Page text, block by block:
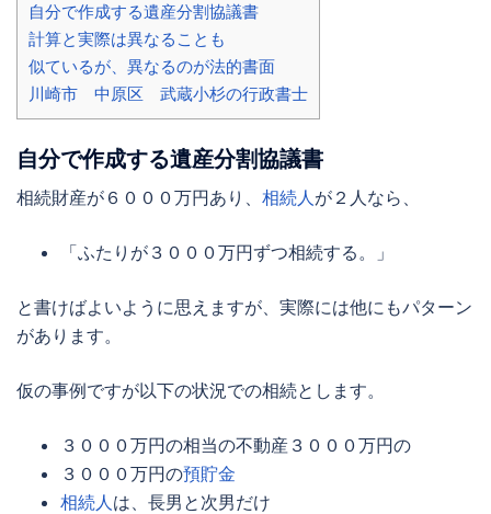
自分で作成する遺産分割協議書
計算と実際は異なることも
似ているが、異なるのが法的書面
川崎市 中原区 武蔵小杉の行政書士
自分で作成する遺産分割協議書
相続財産が６０００万円あり、 相続人が２人なら、
「ふたりが３０００万円ずつ相続する。」
と書けばよいように思えますが、実際には他にもパターン
があります。
仮の事例ですが以下の状況での相続とします。
３０００万円の相当の不動産３０００万円の
３０００万円の預貯金
相続人は、長男と次男だけ